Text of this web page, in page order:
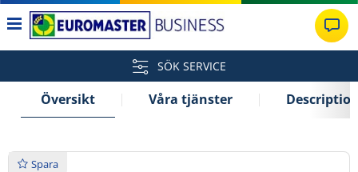
SÖK SERVICE
Översikt Våra tjänster
Spara